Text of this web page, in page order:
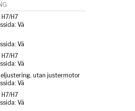
H7
Vä
Vä
H7
Vä
eljustering, utan justermotor
Vä
H7
Vä